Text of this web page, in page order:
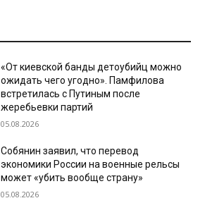
«От киевской банды детоубийц можно
ожидать чего угодно». Памфилова
встретилась с Путиным после
жеребьевки партий
05.08.2026
Собянин заявил, что перевод
экономики России на военные рельсы
может «убить вообще страну»
05.08.2026